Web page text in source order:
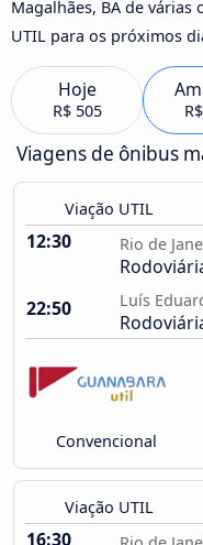
Magalhães, BA de
UTIL para os próximos
Hoje
R$ 505
Viagens de ônibus
Viação UTIL
12:30 Rio de
22:50
Luís
Convencional
Viação UTIL
16:30